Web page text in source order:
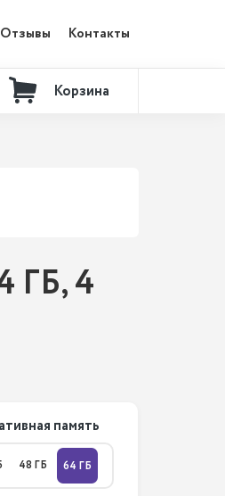
Отзывы Контакты
Корзина
ГБ, 4
память
48 ГБ 64 ГБ